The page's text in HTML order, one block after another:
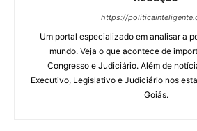
https://
Um portal especializado em analisar a
mundo. Veja o que acontece de
Congresso e Judiciário. Além de
Executivo, Legislativo e Judiciário nos
Goiás.